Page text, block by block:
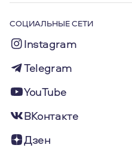
СОЦИАЛЬНЫЕ СЕТИ
Instagram
Telegram
YouTube
ВКонтакте
Дзен